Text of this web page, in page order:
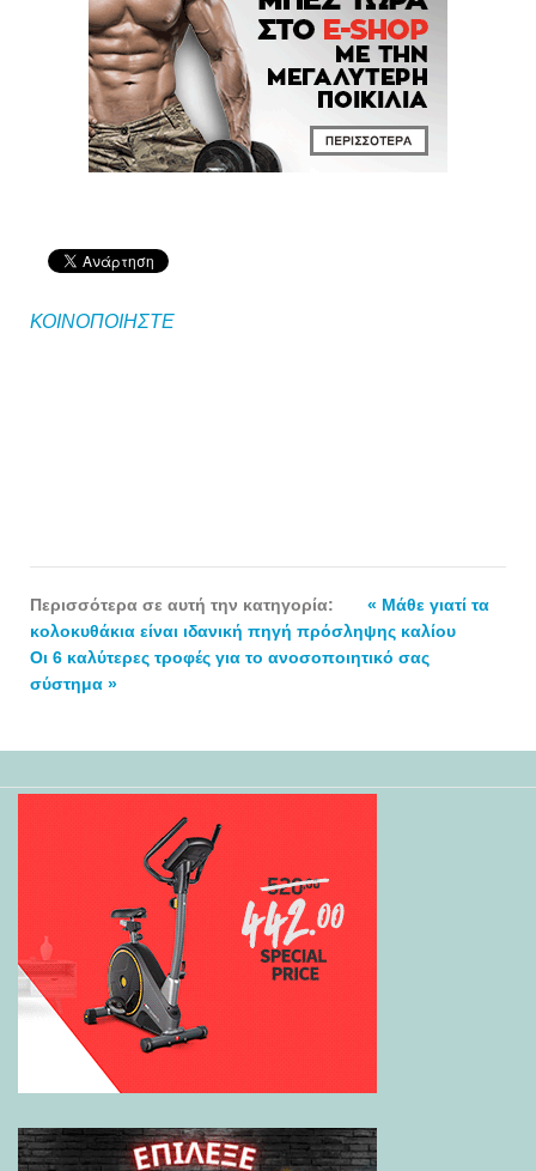
ΚΟΙΝΟΠΟΙΗΣΤΕ
Περισσότερα σε αυτή την κατηγορία:
« Μάθε γιατί τα
κολοκυθάκια είναι ιδανική πηγή πρόσληψης καλίου
Οι 6 καλύτερες τροφές για το ανοσοποιητικό σας
σύστημα »